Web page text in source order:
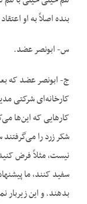
بنده اصلاً به او
س- ابونصر عضد.
ج- ابونصر عضد که
کارخانه‌ای شرکتی
کارهایی که این‌ها
شکر زرد را
نیست، مثلاً فرض
سفید کنند، ما
بدهند. و این زیربار